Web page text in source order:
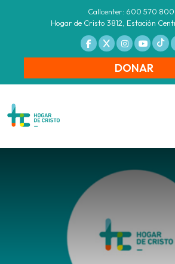
Callcenter: 600 570
Hogar de Cristo 3812, Estación
DONAR